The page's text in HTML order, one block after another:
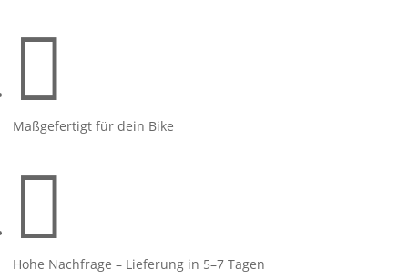

Maßgefertigt für dein Bike

Hohe Nachfrage – Lieferung in 5–7 Tagen